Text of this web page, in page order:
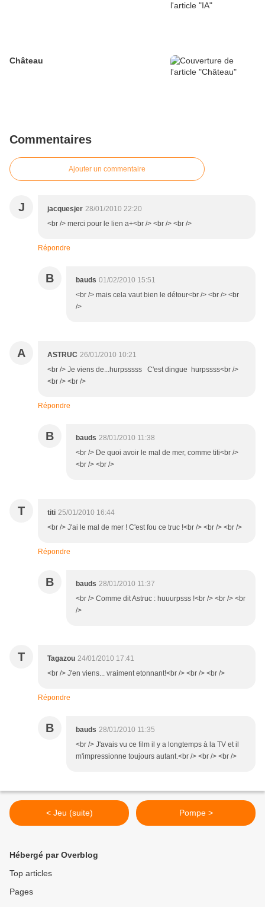
Château
Commentaires
Ajouter un commentaire
J jacquesjer 28/01/2010 22:20
<br /> merci pour le lien a+<br /> <br /> <br />
Répondre
B bauds 01/02/2010 15:51
<br /> mais cela vaut bien le détour<br /> <br /> <br
/>
A ASTRUC 26/01/2010 10:21
<br /> Je viens de...hurpsssss C'est dingue hurpssss<br />
<br /> <br />
Répondre
B bauds 28/01/2010 11:38
<br /> De quoi avoir le mal de mer, comme titi<br />
<br /> <br />
T titi 25/01/2010 16:44
<br /> J'ai le mal de mer ! C'est fou ce truc !<br /> <br /> <br />
Répondre
B bauds 28/01/2010 11:37
<br /> Comme dit Astruc : huuurpsss !<br /> <br /> <br
/>
T Tagazou 24/01/2010 17:41
<br /> J'en viens... vraiment etonnant!<br /> <br /> <br />
Répondre
B bauds 28/01/2010 11:35
<br /> J'avais vu ce film il y a longtemps à la TV et il
m'impressionne toujours autant.<br /> <br /> <br />
< Jeu (suite) Pompe >
Hébergé par Overblog
Top articles
Pages